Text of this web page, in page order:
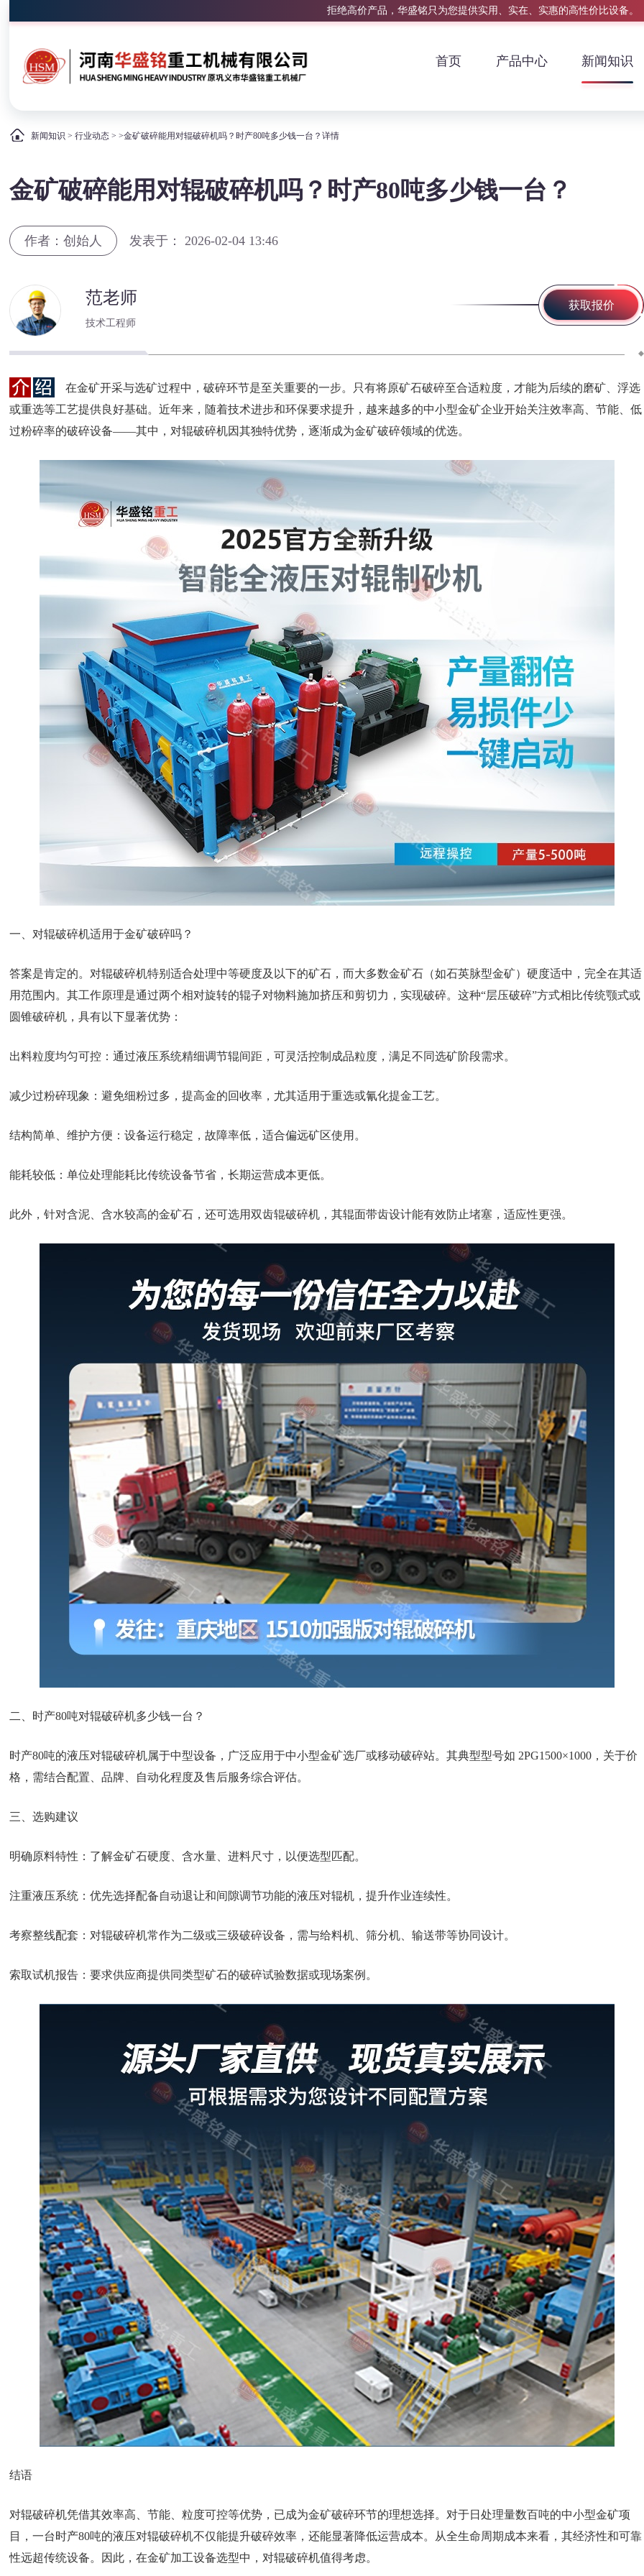
拒绝高价产品，华盛铭只为您提供实用、实在、实惠的高性价比设备。
首页 产品中心 新闻知识
新闻知识 >行业动态 > >金矿破碎能用对辊破碎机吗？时产80吨多少钱一台？详情
金矿破碎能用对辊破碎机吗？时产80吨多少钱一台？
作者：创始人 发表于： 2026-02-04 13:46
范老师
技术工程师
获取报价
在金矿开采与选矿过程中，破碎环节是至关重要的一步。只有将原矿石破碎至合适粒度，才能为后续的磨矿、浮选
或重选等工艺提供良好基础。近年来，随着技术进步和环保要求提升，越来越多的中小型金矿企业开始关注效率高、节能、低
过粉碎率的破碎设备——其中，对辊破碎机因其独特优势，逐渐成为金矿破碎领域的优选。
一、对辊破碎机适用于金矿破碎吗？
答案是肯定的。对辊破碎机特别适合处理中等硬度及以下的矿石，而大多数金矿石（如石英脉型金矿）硬度适中，完全在其适
用范围内。其工作原理是通过两个相对旋转的辊子对物料施加挤压和剪切力，实现破碎。这种“层压破碎”方式相比传统颚式或
圆锥破碎机，具有以下显著优势：
出料粒度均匀可控：通过液压系统精细调节辊间距，可灵活控制成品粒度，满足不同选矿阶段需求。
减少过粉碎现象：避免细粉过多，提高金的回收率，尤其适用于重选或氰化提金工艺。
结构简单、维护方便：设备运行稳定，故障率低，适合偏远矿区使用。
能耗较低：单位处理能耗比传统设备节省，长期运营成本更低。
此外，针对含泥、含水较高的金矿石，还可选用双齿辊破碎机，其辊面带齿设计能有效防止堵塞，适应性更强。
二、时产80吨对辊破碎机多少钱一台？
时产80吨的液压对辊破碎机属于中型设备，广泛应用于中小型金矿选厂或移动破碎站。其典型型号如 2PG1500×1000，关于价
格，需结合配置、品牌、自动化程度及售后服务综合评估。
三、选购建议
明确原料特性：了解金矿石硬度、含水量、进料尺寸，以便选型匹配。
注重液压系统：优先选择配备自动退让和间隙调节功能的液压对辊机，提升作业连续性。
考察整线配套：对辊破碎机常作为二级或三级破碎设备，需与给料机、筛分机、输送带等协同设计。
索取试机报告：要求供应商提供同类型矿石的破碎试验数据或现场案例。
结语
对辊破碎机凭借其效率高、节能、粒度可控等优势，已成为金矿破碎环节的理想选择。对于日处理量数百吨的中小型金矿项
目，一台时产80吨的液压对辊破碎机不仅能提升破碎效率，还能显著降低运营成本。从全生命周期成本来看，其经济性和可靠
性远超传统设备。因此，在金矿加工设备选型中，对辊破碎机值得考虑。